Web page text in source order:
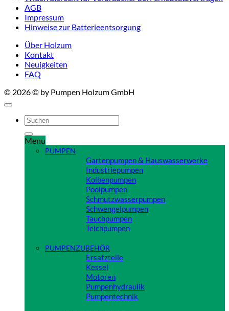
AGB
Impressum
Hinweise zur Batterieentsorgung
Über Holzum
Kontakt
Neuigkeiten
FAQ
© 2026 © by Pumpen Holzum GmbH
Suchen
nach:
Menu
PUMPEN
Gartenpumpen & Hauswasserwerke
Industriepumpen
Kolbenpumpen
Poolpumpen
Schmutzwasserpumpen
Schwengelpumpen
Tauchpumpen
Teichpumpen
PUMPENZUBEHÖR
Ersatzteile
Kessel
Motoren
Pumpenhydraulik
Pumpentechnik